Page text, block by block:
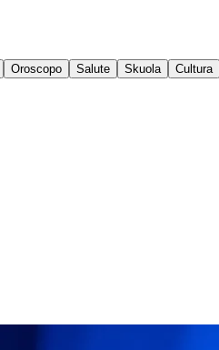
Oroscopo Salute Skuola Cultura